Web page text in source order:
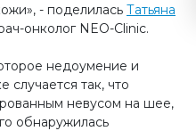
- поделилась Татьяна
онколог NEO-Clinic.
недоумение и
случается так, что
невусом на шее,
обнаружилась